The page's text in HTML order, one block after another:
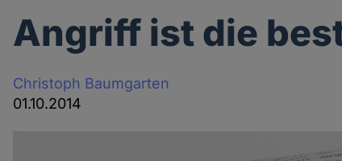
Angriff ist die
Christoph Baumgarten
01.10.2014